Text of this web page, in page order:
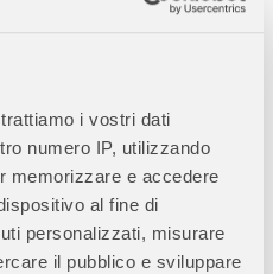
trattiamo i vostri dati
numero IP, utilizzando
memorizzare e accedere
al fine di
personalizzati, misurare
il pubblico e sviluppare
collezionisti e appassionati
realismo, gioco educativo